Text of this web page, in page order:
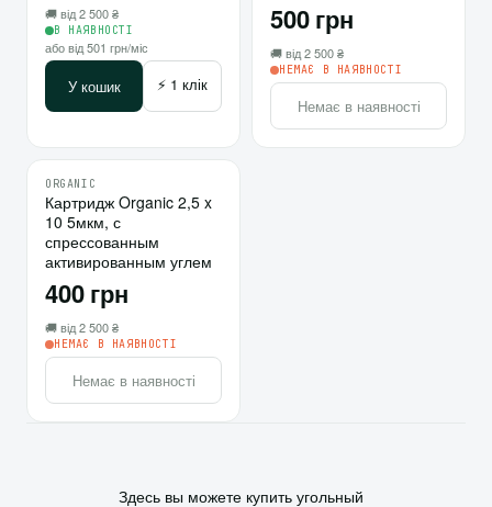
🚚 від 2 500 ₴
В НАЯВНОСТІ
або від 501 грн/міс
У кошик ⚡ 1 клік
500 грн
🚚 від 2 500 ₴
НЕМАЄ В НАЯВНОСТІ
Немає в наявності
ORGANIC
Картридж Organic 2,5 x
10 5мкм, с
спрессованным
активированным углем
400 грн
🚚 від 2 500 ₴
НЕМАЄ В НАЯВНОСТІ
Немає в наявності
Здесь вы можете купить угольный